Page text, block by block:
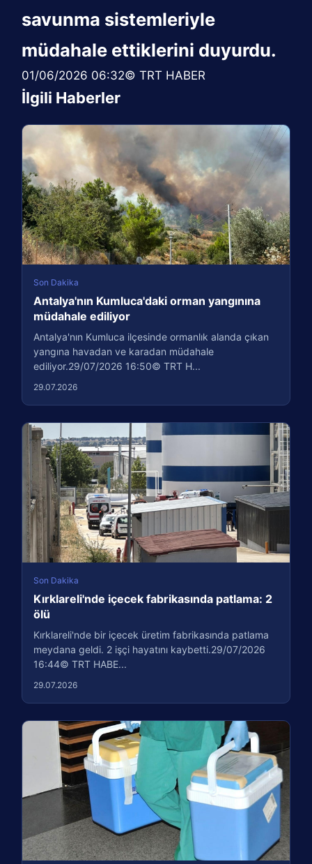
savunma sistemleriyle
müdahale ettiklerini duyurdu.
01/06/2026 06:32© TRT HABER
İlgili Haberler
Son Dakika
Antalya'nın Kumluca'daki orman yangınına
müdahale ediliyor
Antalya'nın Kumluca ilçesinde ormanlık alanda çıkan
yangına havadan ve karadan müdahale
ediliyor.29/07/2026 16:50© TRT H...
29.07.2026
Son Dakika
Kırklareli'nde içecek fabrikasında patlama: 2
ölü
Kırklareli'nde bir içecek üretim fabrikasında patlama
meydana geldi. 2 işçi hayatını kaybetti.29/07/2026
16:44© TRT HABE...
29.07.2026